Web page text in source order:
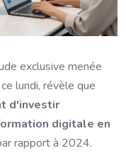
exclusive menée
lundi, révèle que
d'investir
digitale en
rapport à 2024.